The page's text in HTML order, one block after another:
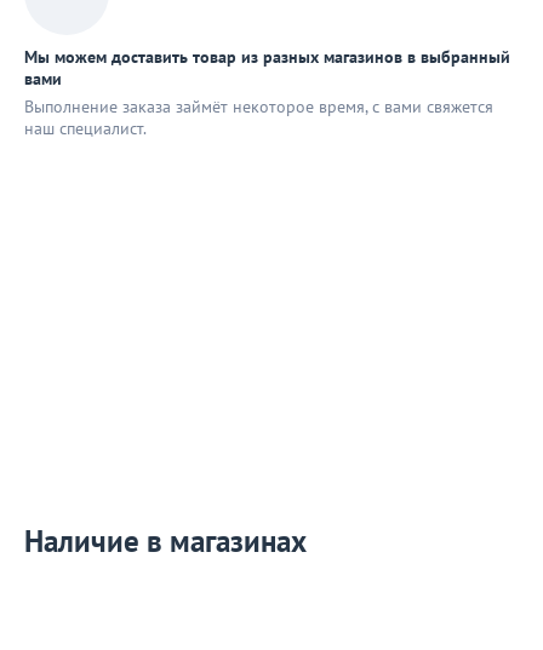
Мы можем доставить товар из разных магазинов в выбранный
вами
Выполнение заказа займёт некоторое время, с вами свяжется
наш специaлист.
Наличие в магазинах